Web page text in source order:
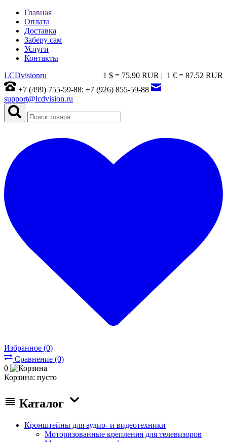
Главная
Оплата
Доставка
Заберу сам
Услуги
Контакты
1 € = 87.52 RUR
1 $ = 75.90 RUR |
LCDvisionru
+7 (499) 755-59-88; +7 (926) 855-59-88
support@lcdvision.ru
Избранное (0)
Сравнение (0)
0
Корзина: пусто
Каталог
Кронштейны для аудио- и видеотехники
Моторизованные крепления для телевизоров